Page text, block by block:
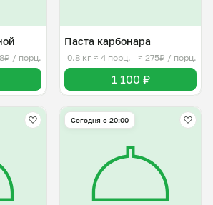
/ порц.
Паста карбонара
0.8 кг ≈ 4 порц. ≈ 275₽ / порц.
1 100 ₽
Сегодня с 20:00